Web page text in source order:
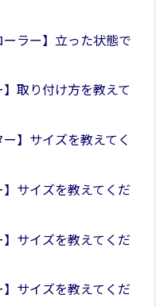
ーラー】立った状態で
】取り付け方を教えて
ー】サイズを教えてく
】サイズを教えてくだ
】サイズを教えてくだ
】サイズを教えてくだ